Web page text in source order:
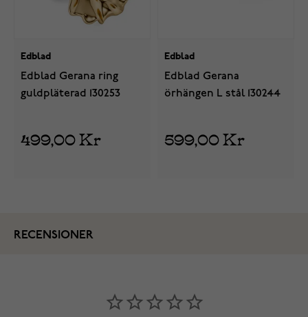
Edblad
Edblad Gerana ring
guldpläterad 130253
499,00 Kr
Edblad
Edblad Gerana
örhängen L stål 130244
599,00 Kr
RECENSIONER